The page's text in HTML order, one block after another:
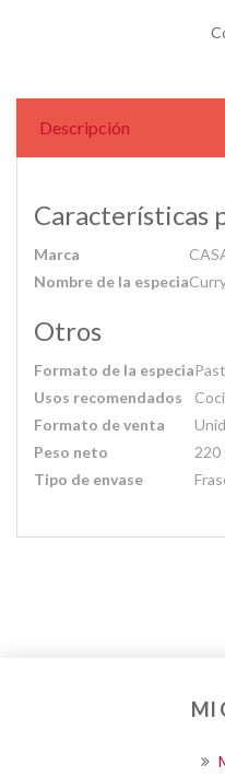
Descripción
Características
Marca
Nombre de la especia
Otros
Formato de la especia
Usos recomendados
Formato de venta
Peso neto
220
Tipo de envase
MI